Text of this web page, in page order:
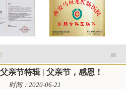
父亲节特辑 | 父亲节，感恩！
时间：2020-06-21